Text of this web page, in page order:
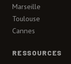
Marseille
Toulouse
Cannes
RESSOURCES